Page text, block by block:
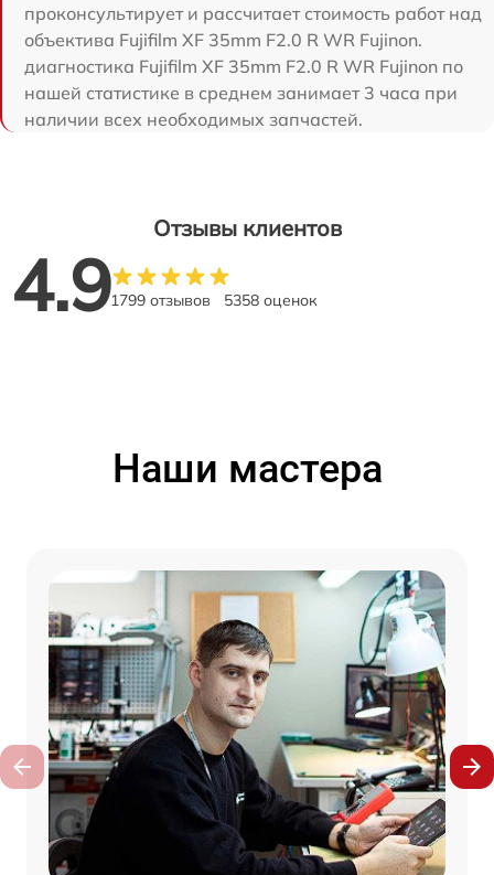
проконсультирует и рассчитает стоимость работ над
объектива Fujifilm XF 35mm F2.0 R WR Fujinon.
диагностика Fujifilm XF 35mm F2.0 R WR Fujinon по
нашей статистике в среднем занимает 3 часа при
наличии всех необходимых запчастей.
Отзывы клиентов
4.91799 отзывов 5358 оценок
Наши мастера